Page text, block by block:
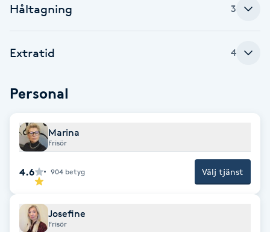
Fettreducering
Fotsvamp
Fotvård
Fransar
Håltagning 3
Extratid 4
Personal
Marina
Frisör
4.6 904 betyg Välj tjänst
Josefine
Frisör